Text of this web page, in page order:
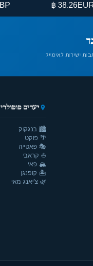
EUR
38.26 ฿
ישירות לאימייל
יעדים
🏙️ בנגקוק
🌴 פוקט
🎭 פאטייה
⛵ קראבי
🏔️ פאי
🏝️ קופנגן
🌿 צ'יאנג מאי